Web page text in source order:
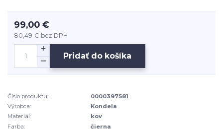
99,00 €
80,49 € bez DPH
Pridať do košíka
Číslo produktu:
0000397581
Výrobca:
Kondela
Materiál:
kov
Farba:
čierna